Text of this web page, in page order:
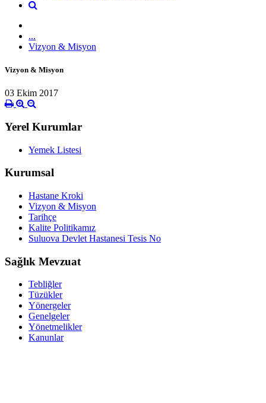
...
Vizyon & Misyon
Vizyon & Misyon
03 Ekim 2017
Yerel Kurumlar
Yemek Listesi
Kurumsal
Hastane Kroki
Vizyon & Misyon
Tarihçe
Kalite Politikamız
Suluova Devlet Hastanesi Tesis No
Sağlık Mevzuat
Tebliğler
Tüzükler
Yönergeler
Genelgeler
Yönetmelikler
Kanunlar